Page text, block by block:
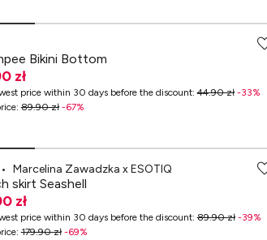
Bikini Bottom
zł
price within 30 days before the discount:44.90 zł-33%
:89.90 zł-67%
• Marcelina Zawadzka x ESOTIQ
skirt Seashell
zł
price within 30 days before the discount:89.90 zł-39%
:179.90 zł-69%